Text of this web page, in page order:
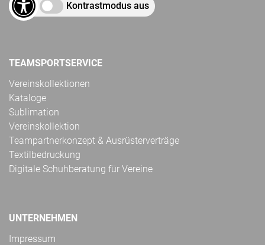
Kontrastmodus aus
TEAMSPORTSERVICE
Vereinskollektionen
Kataloge
Sublimation
Vereinskollektion
Teampartnerkonzept & Ausrüsterverträge
Textilbedruckung
Digitale Schuhberatung für Vereine
UNTERNEHMEN
Impressum